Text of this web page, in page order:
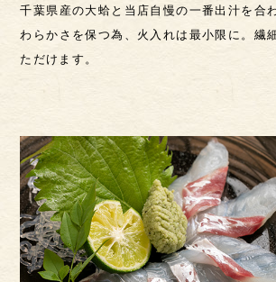
千葉県産の大蛤と当店自慢の一番出汁を合
わらかさを保つ為、火入れは最小限に。繊
ただけます。